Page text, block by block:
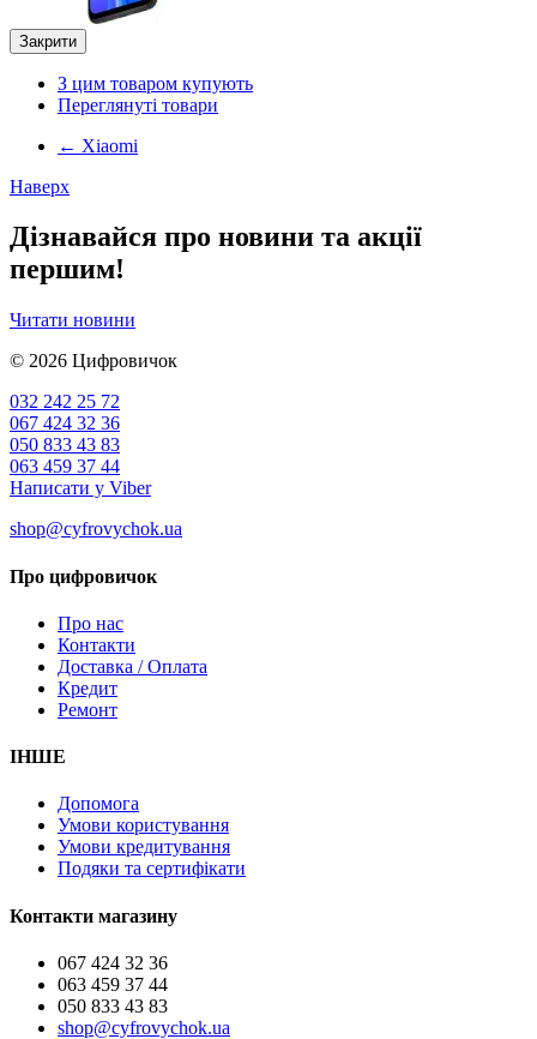
Закрити
З цим товаром купують
Переглянуті товари
← Xiaomi
Наверх
Дізнавайся про новини та акції
першим!
Читати новини
© 2026 Цифровичок
032 242 25 72
067 424 32 36
050 833 43 83
063 459 37 44
Написати у Viber
shop@cyfrovychok.ua
Про цифровичок
Про нас
Контакти
Доставка / Оплата
Кредит
Ремонт
ІНШЕ
Допомога
Умови користування
Умови кредитування
Подяки та сертифікати
Контакти магазину
067 424 32 36
063 459 37 44
050 833 43 83
shop@cyfrovychok.ua